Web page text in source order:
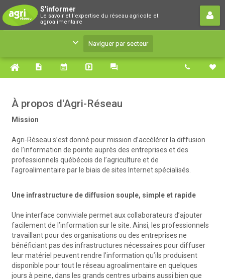
S'informer
Le savoir et l'expertise du réseau agricole et
agroalimentaire
Le savoir et l'expertise du réseau agricole et
agroalimentaire
Naviguer par secteur
À propos d'Agri-Réseau
Mission
Agri-Réseau s’est donné pour mission d’accélérer la diffusion
de l’information de pointe auprès des entreprises et des
professionnels québécois de l’agriculture et de
l’agroalimentaire par le biais de sites Internet spécialisés.
Une infrastructure de diffusion souple, simple et rapide
Une interface conviviale permet aux collaborateurs d’ajouter
facilement de l’information sur le site. Ainsi, les professionnels
travaillant pour des organisations ou des entreprises ne
bénéficiant pas des infrastructures nécessaires pour diffuser
leur matériel peuvent rendre l’information qu’ils produisent
disponible pour tout le réseau agroalimentaire en quelques
jours à peine, dans les grands centres urbains aussi bien que